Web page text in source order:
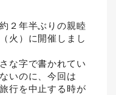
２年半ぶりの親睦
火）に開催しまし
な字で書かれてい
いのに、今回は
行を中止する時が